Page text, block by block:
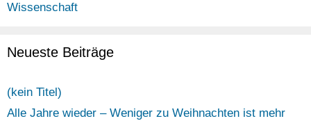
Wissenschaft
Neueste Beiträge
(kein Titel)
Alle Jahre wieder – Weniger zu Weihnachten ist mehr